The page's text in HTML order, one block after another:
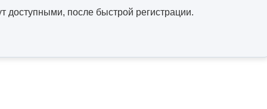
доступными, после быстрой регистрации.